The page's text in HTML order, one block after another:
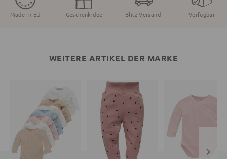
Made in EU Geschenkidee Blitz-Versand Verfügbar
WEITERE ARTIKEL DER MARKE